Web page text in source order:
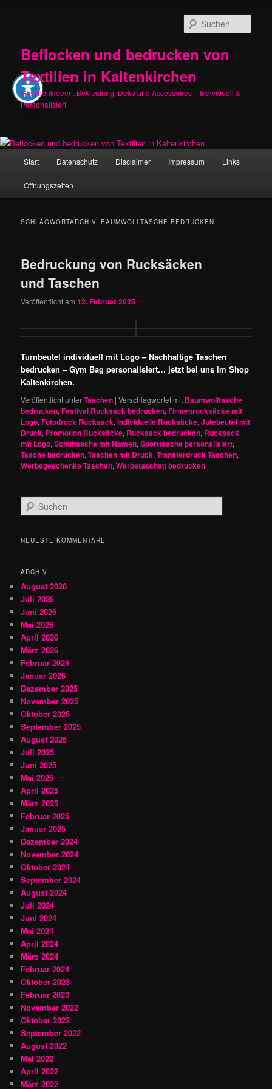
Beflocken und bedrucken von
Textilien in Kaltenkirchen
Geschenkideen, Bekleidung, Deko und Accessoires – Individuell &
Personalisiert
Start Datenschutz Disclaimer Impressum Links
Öffnungszeiten
SCHLAGWORTARCHIV:BAUMWOLLTASCHE BEDRUCKEN
Bedruckung von Rucksäcken
und Taschen
Veröffentlicht am12. Februar 2025
Turnbeutel individuell mit Logo – Nachhaltige Taschen
bedrucken – Gym Bag personalisiert… jetzt bei uns im Shop
Kaltenkirchen.
Veröffentlicht unterTaschen |Verschlagwortet mit Baumwolltasche
bedrucken,Festival Rucksack bedrucken,Firmenrucksäcke mit
Logo,Fotodruck Rucksack,Individuelle Rucksäcke,Jutebeutel mit
Druck, Promotion Rucksäcke, Rucksack bedrucken, Rucksack
mit Logo,Schultasche mit Namen,Sporttasche personalisiert,
Tasche bedrucken,Taschen mit Druck,Transferdruck Taschen,
Werbegeschenke Taschen,Werbetaschen bedrucken
u
h
NEUESTE KOMMENTARE
ARCHIV
August 2026
Juli 2026
Juni 2026
Mai 2026
April 2026
März 2026
Februar 2026
Januar 2026
Dezember 2025
November 2025
Oktober 2025
September 2025
August 2025
Juli 2025
Juni 2025
Mai 2025
April 2025
März 2025
Februar 2025
Januar 2025
Dezember 2024
November 2024
Oktober 2024
September 2024
August 2024
Juli 2024
Juni 2024
Mai 2024
April 2024
März 2024
Februar 2024
Oktober 2023
Februar 2023
November 2022
Oktober 2022
September 2022
August 2022
Mai 2022
April 2022
März 2022